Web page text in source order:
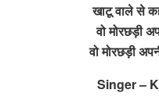
खाटू वाले से
वो मोरछड़ी
वो मोरछड़ी
Singer –